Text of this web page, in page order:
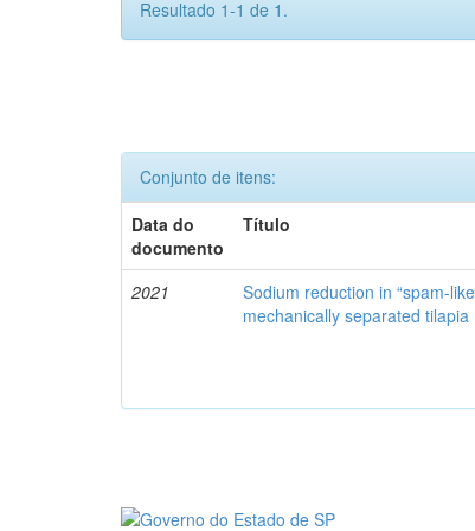
Resultado 1-1 de 1.
Conjunto de itens:
Data do
documento
Título
2021
Sodium reduction in “spam-
mechanically separated tilapia